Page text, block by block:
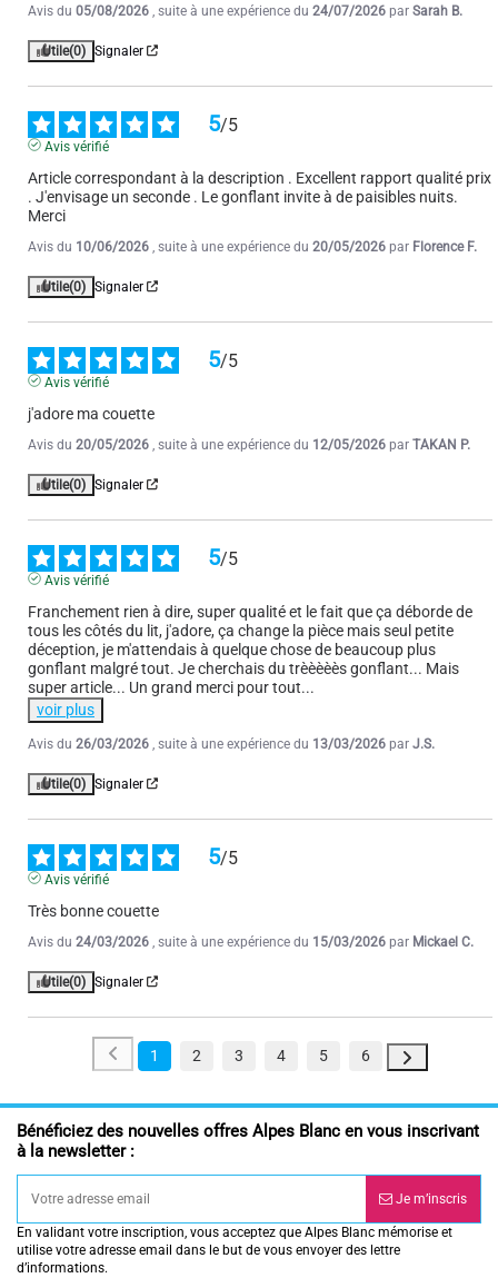
1
Avis du 05/08/2026 , suite à une expérience du 24/07/2026 par Sarah B.
Utile(0) Signaler
5/5
Avis vérifié
Article correspondant à la description . Excellent rapport qualité prix
. J'envisage un seconde . Le gonflant invite à de paisibles nuits.
Merci
Avis du 10/06/2026 , suite à une expérience du 20/05/2026 par Florence F.
Utile(0) Signaler
5/5
Avis vérifié
j'adore ma couette
Avis du 20/05/2026 , suite à une expérience du 12/05/2026 par TAKAN P.
Utile(0) Signaler
5/5
Avis vérifié
Franchement rien à dire, super qualité et le fait que ça déborde de
tous les côtés du lit, j'adore, ça change la pièce mais seul petite
déception, je m'attendais à quelque chose de beaucoup plus
gonflant malgré tout. Je cherchais du trèèèèès gonflant... Mais
super article... Un grand merci pour tout...
voir plus
Avis du 26/03/2026 , suite à une expérience du 13/03/2026 par J.S.
Utile(0) Signaler
5/5
Avis vérifié
Très bonne couette
Avis du 24/03/2026 , suite à une expérience du 15/03/2026 par Mickael C.
Utile(0) Signaler
1 2 3 4 5 6
Bénéficiez des nouvelles offres Alpes Blanc en vous inscrivant
à la newsletter :
Je m’inscris
En validant votre inscription, vous acceptez que Alpes Blanc mémorise et
utilise votre adresse email dans le but de vous envoyer des lettre
d’informations.